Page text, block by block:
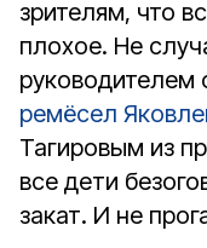
зрителям, что
плохое. Не
руководителем
ремёсел
Тагировым из
все дети
закат. И не